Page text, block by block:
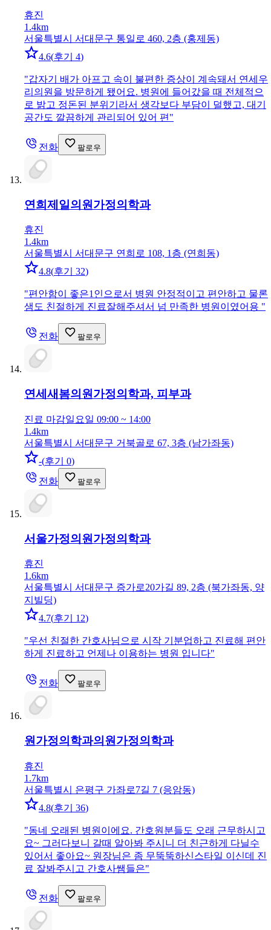
휴진
1.4km
서울특별시 서대문구 통일로 460, 2층 (홍제동)
4.6(후기 4)
"갑자기 배가 아프고 속이 불편한 증상이 계속돼서 연세우
리의원을 방문하게 됐어요. 병원에 들어갔을 때 전체적으
로 밝고 정돈된 분위기라서 생각보다 부담이 덜했고, 대기
공간도 깔끔하게 관리되어 있어 편 "
전화 팔로우
연희제일의원 가정의학과
휴진
1.4km
서울특별시 서대문구 연희로 108, 1층 (연희동)
4.8(후기 32)
"편안함이 좋은1인으로서 병원 안정적이고 편안하고 물론
샘도 친절하게 진료잘해주셔서 넘 만족한 병원이였어용 "
전화 팔로우
연세새봄의원 가정의학과, 피부과
진료 마감일요일 09:00 ~ 14:00
1.4km
서울특별시 서대문구 거북골로 67, 3층 (남가좌동)
-(후기 0)
전화
팔로우
서울가정의원 가정의학과
휴진
1.6km
서울특별시 서대문구 증가로20가길 89, 2층 (북가좌동, 양
지빌딩)
4.7(후기 12)
"우선 친절한 간호사님으로 시작 기분업하고 진료해 편안
하게 진료하고 언제나 이용하는 병원 입니다"
전화 팔로우
원가정의학과의원 가정의학과
휴진
1.7km
서울특별시 은평구 가좌로7길 7 (응암동)
4.8(후기 36)
"동네 오래된 병원이에요. 간호원분들도 오래 근무하시고
요~ 그러다보니 갈때 알아봐 주시니 더 친근하게 다닐수
있어서 좋아요~ 원장님은 좀 무뚝뚝하신스타일 이신데 진
료 잘봐주시고 간호사쌤들은"
전화 팔로우